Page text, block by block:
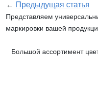
← Предыдущая статья
Представляем
маркировки вашей
Большой ассортимент